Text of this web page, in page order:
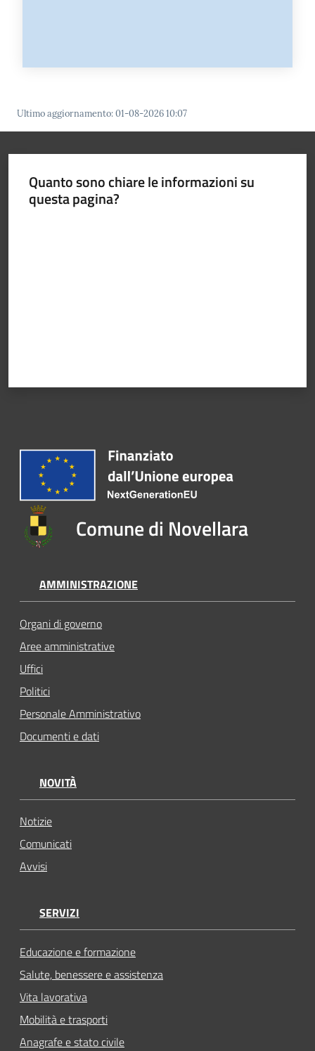
Ultimo aggiornamento:01-08-2026 10:07
Quanto sono chiare le informazioni su
questa pagina?
Comune di Novellara
AMMINISTRAZIONE
Organi di governo
Aree amministrative
Uffici
Politici
Personale Amministrativo
Documenti e dati
NOVITÀ
Notizie
Comunicati
Avvisi
SERVIZI
Educazione e formazione
Salute, benessere e assistenza
Vita lavorativa
Mobilità e trasporti
Anagrafe e stato civile